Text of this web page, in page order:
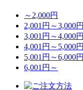
～2,000円
2,001円～3,000円
3,001円～4,000円
4,001円～5,000円
5,001円～6,000円
6,001円～